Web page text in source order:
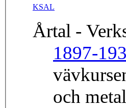
KSAL
Årtal -
1897-
och